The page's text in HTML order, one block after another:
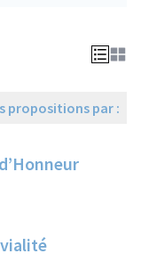
propositions par :